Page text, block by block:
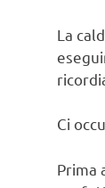
La
Ci
Prima